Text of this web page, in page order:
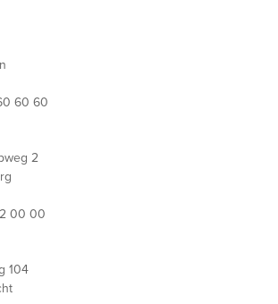
60 60
2
00 00
104